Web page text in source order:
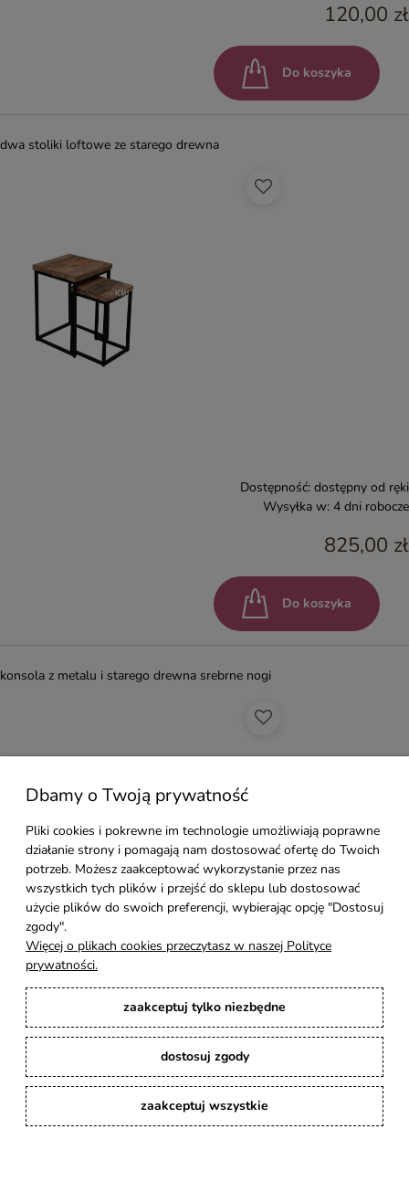
120,00 zł
Do koszyka
dwa stoliki loftowe ze starego drewna
Dostępność: dostępny od ręki
Wysyłka w: 4 dni robocze
825,00 zł
Do koszyka
konsola z metalu i starego drewna srebrne nogi
Dostępność:
dostępny od ręki
Wysyłka w: do 48 godzin po
zaksięgowaniu wpłaty
1 210,00 zł
Dbamy o Twoją prywatność
Pliki cookies i pokrewne im technologie umożliwiają poprawne
działanie strony i pomagają nam dostosować ofertę do Twoich
potrzeb. Możesz zaakceptować wykorzystanie przez nas
wszystkich tych plików i przejść do sklepu lub dostosować
użycie plików do swoich preferencji, wybierając opcję "Dostosuj
zgody".
Więcej o plikach cookies przeczytasz w naszej Polityce
prywatności.
zaakceptuj tylko niezbędne
dostosuj zgody
zaakceptuj wszystkie